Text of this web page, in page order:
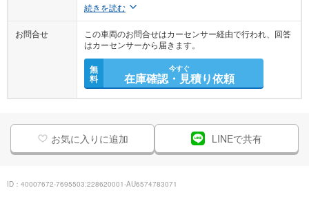
続きを読む
お問合せ
この車両のお問合せはカーセンサー経由で行われ、回答
はカーセンサーから届きます。
無
料
今すぐ
在庫確認・見積り依頼
お気に入りに追加 LINEで共有
ID：40007672-7695503:228620001-AU6574783071